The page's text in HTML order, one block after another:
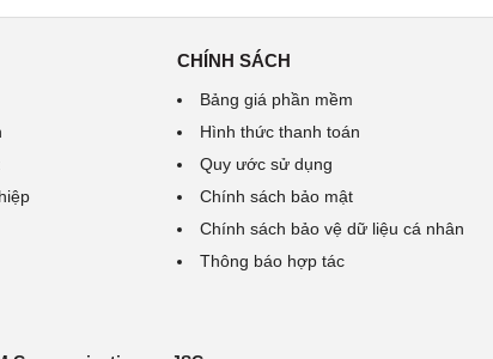
CHÍNH SÁCH
Bảng giá phần mềm
Hình thức thanh toán
Quy ước sử dụng
Chính sách bảo mật
Chính sách bảo vệ dữ liệu cá nhân
Thông báo hợp tác